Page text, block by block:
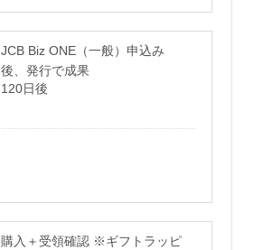
JCB Biz ONE（一般）申込み
後、発行で成果
120日後
購入＋受領確認 ※ギフトラッピ